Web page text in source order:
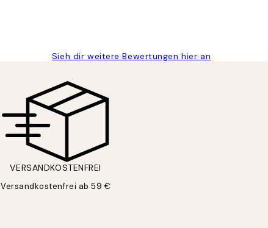
Sieh dir weitere Bewertungen hier an
VERSANDKOSTENFREI
Versandkostenfrei ab 59 €